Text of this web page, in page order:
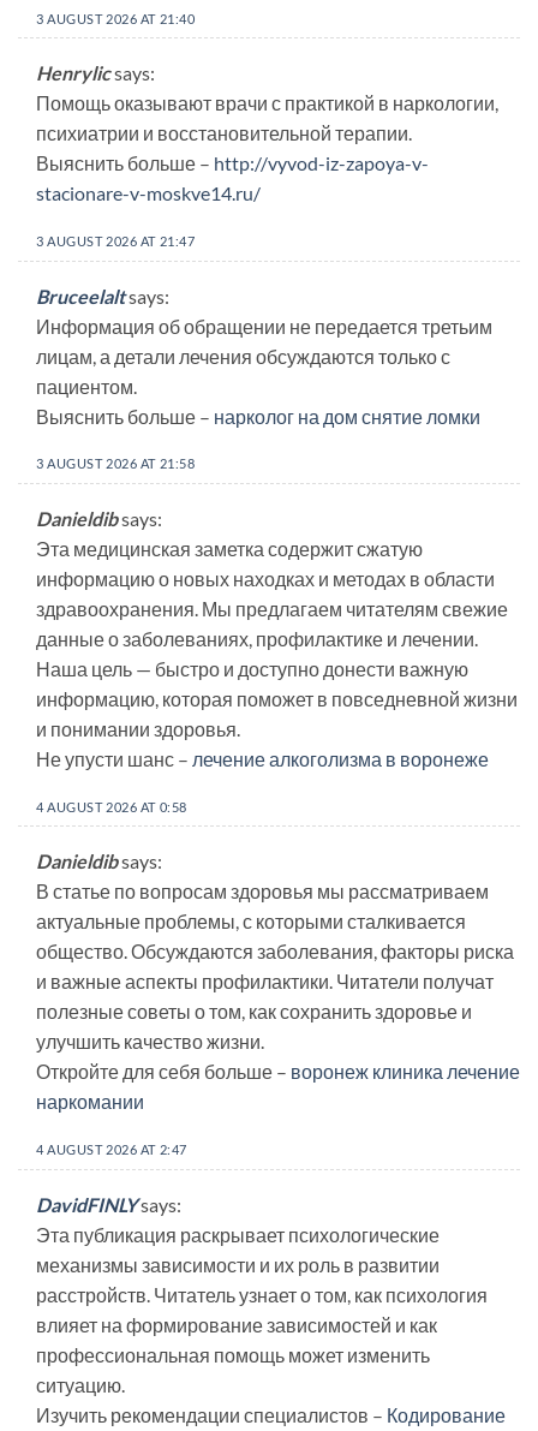
3 AUGUST 2026 AT 21:40
Henrylicsays:
Помощь оказывают врачи с практикой в наркологии,
психиатрии и восстановительной терапии.
Выяснить больше – http://vyvod-iz-zapoya-v-
stacionare-v-moskve14.ru/
3 AUGUST 2026 AT 21:47
Bruceelaltsays:
Информация об обращении не передается третьим
лицам, а детали лечения обсуждаются только с
пациентом.
Выяснить больше – нарколог на дом снятие ломки
3 AUGUST 2026 AT 21:58
Danieldibsays:
Эта медицинская заметка содержит сжатую
информацию о новых находках и методах в области
здравоохранения. Мы предлагаем читателям свежие
данные о заболеваниях, профилактике и лечении.
Наша цель — быстро и доступно донести важную
информацию, которая поможет в повседневной жизни
и понимании здоровья.
Не упусти шанс – лечение алкоголизма в воронеже
4 AUGUST 2026 AT 0:58
Danieldibsays:
В статье по вопросам здоровья мы рассматриваем
актуальные проблемы, с которыми сталкивается
общество. Обсуждаются заболевания, факторы риска
и важные аспекты профилактики. Читатели получат
полезные советы о том, как сохранить здоровье и
улучшить качество жизни.
Откройте для себя больше – воронеж клиника лечение
наркомании
4 AUGUST 2026 AT 2:47
DavidFINLYsays:
Эта публикация раскрывает психологические
механизмы зависимости и их роль в развитии
расстройств. Читатель узнает о том, как психология
влияет на формирование зависимостей и как
профессиональная помощь может изменить
ситуацию.
Изучить рекомендации специалистов – Кодирование